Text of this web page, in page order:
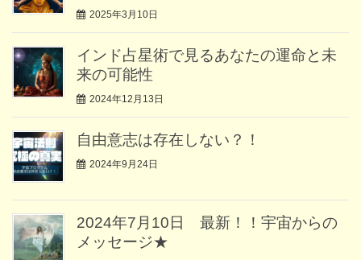
2025年3月10日
インド占星術で見るあなたの運命と未
来の可能性
2024年12月13日
自由意志は存在しない？！
2024年9月24日
2024年7月10日 最新！！宇宙からの
メッセージ★